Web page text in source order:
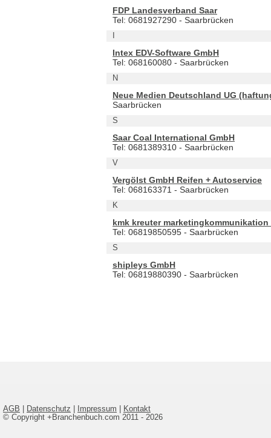
FDP Landesverband Saar
Tel: 0681927290 - Saarbrücken
Intex EDV-Software GmbH
Tel: 068160080 - Saarbrücken
N
Neue Medien Deutschland UG
Saarbrücken
S
Saar Coal International GmbH
Tel: 0681389310 - Saarbrücken
V
Vergölst GmbH Reifen + Autoservice
Tel: 068163371 - Saarbrücken
K
kmk kreuter
Tel: 06819850595 - Saarbrücken
S
shipleys GmbH
Tel: 06819880390 - Saarbrücken
AGB Datenschutz Impressum
Kontakt
© Copyright +Branchenbuch.com 2011 - 2026